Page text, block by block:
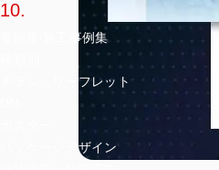
10.
事例集/施工事例集
チラシ・リーフレット
パッケージデザイン